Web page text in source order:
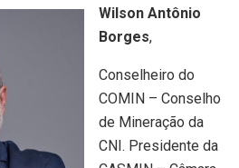
Wilson Antônio
Borges,
Conselheiro do
COMIN – Conselho
de Mineração da
CNI. Presidente da